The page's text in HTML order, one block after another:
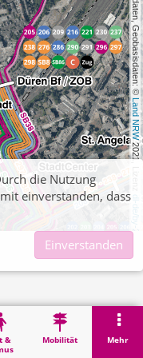
, Kartendaten, Geobasisdaten: ©
Land NRW
2021, Lizenz
dl-de/by-2-0
&
Mobilität Mehr
die Nutzung
einverstanden, dass
Einverstanden